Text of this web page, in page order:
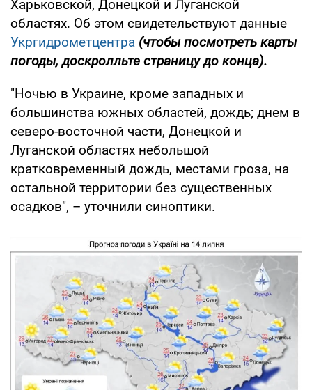
Харьковской, Донецкой и Луганской
областях. Об этом свидетельствуют данные
Укргидрометцентра (чтобы посмотреть карты
погоды, доскролльте страницу до конца).
"Ночью в Украине, кроме западных и
большинства южных областей, дождь; днем в
северо-восточной части, Донецкой и
Луганской областях небольшой
кратковременный дождь, местами гроза, на
остальной территории без существенных
осадков", – уточнили синоптики.